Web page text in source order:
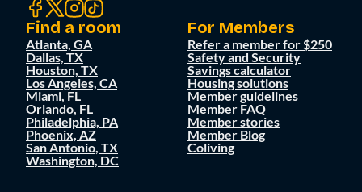
Find a room
Atlanta, GA
Dallas, TX
Houston, TX
Los Angeles, CA
Miami, FL
Orlando, FL
Philadelphia, PA
Phoenix, AZ
San Antonio, TX
Washington, DC
For Members
Refer a member for $250
Safety and Security
Savings calculator
Housing solutions
Member guidelines
Member FAQ
Member stories
Member Blog
Coliving